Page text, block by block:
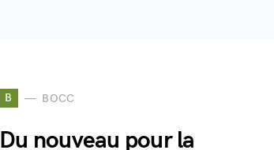
B BOCC
Du nouveau pour la